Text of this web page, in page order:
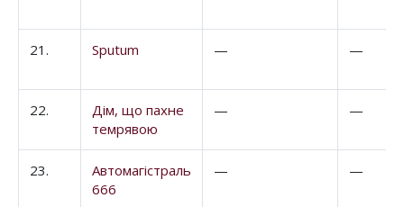
21. Sputum — —
22.
Дім, що пахне
темрявою
— —
23.
Автомагістраль
666
— —